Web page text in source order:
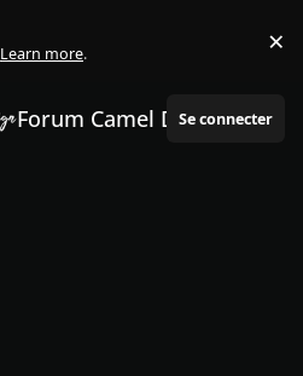
Learn more. ×
Forum Camel Design
Se connecter